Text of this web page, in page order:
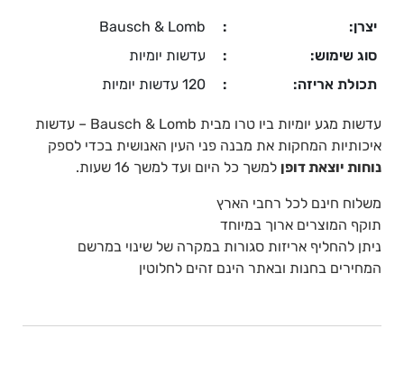
יצרן: :
Bausch & Lomb
סוג שימוש:
:
עדשות יומיות
תכולת אריזה:
: 120 עדשות יומיות
עדשות מגע יומיות ביו טרו מבית Bausch & Lomb – עדשות
איכותיות המחקות את מבנה פני העין האנושית בכדי לספק
נוחות יוצאת דופן למשך כל היום ועד למשך 16 שעות.
משלוח חינם לכל רחבי הארץ
תוקף המוצרים ארוך במיוחד
ניתן להחליף אריזות סגורות במקרה של שינוי במרשם
המחירים בחנות ובאתר הינם זהים לחלוטין